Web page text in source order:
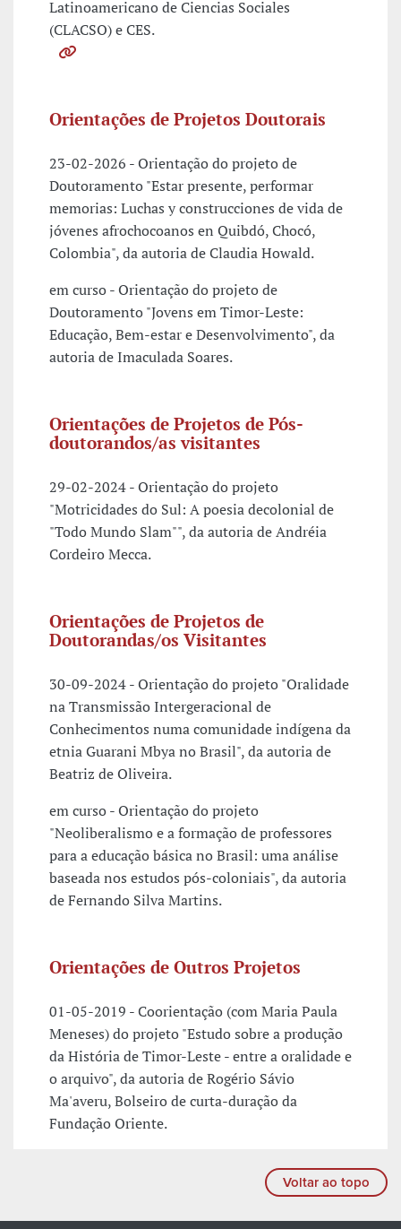
Latinoamericano de Ciencias Sociales
(CLACSO) e CES.
Orientações de Projetos Doutorais
23-02-2026 - Orientação do projeto de
Doutoramento "Estar presente, performar
memorias: Luchas y construcciones de vida de
jóvenes afrochocoanos en Quibdó, Chocó,
Colombia", da autoria de Claudia Howald.
em curso - Orientação do projeto de
Doutoramento "Jovens em Timor-Leste:
Educação, Bem-estar e Desenvolvimento", da
autoria de Imaculada Soares.
Orientações de Projetos de Pós-
doutorandos/as visitantes
29-02-2024 - Orientação do projeto
"Motricidades do Sul: A poesia decolonial de
"Todo Mundo Slam"", da autoria de Andréia
Cordeiro Mecca.
Orientações de Projetos de
Doutorandas/os Visitantes
30-09-2024 - Orientação do projeto "Oralidade
na Transmissão Intergeracional de
Conhecimentos numa comunidade indígena da
etnia Guarani Mbya no Brasil", da autoria de
Beatriz de Oliveira.
em curso - Orientação do projeto
"Neoliberalismo e a formação de professores
para a educação básica no Brasil: uma análise
baseada nos estudos pós-coloniais", da autoria
de Fernando Silva Martins.
Orientações de Outros Projetos
01-05-2019 - Coorientação (com Maria Paula
Meneses) do projeto "Estudo sobre a produção
da História de Timor-Leste - entre a oralidade e
o arquivo", da autoria de Rogério Sávio
Ma'averu, Bolseiro de curta-duração da
Fundação Oriente.
Voltar ao topo